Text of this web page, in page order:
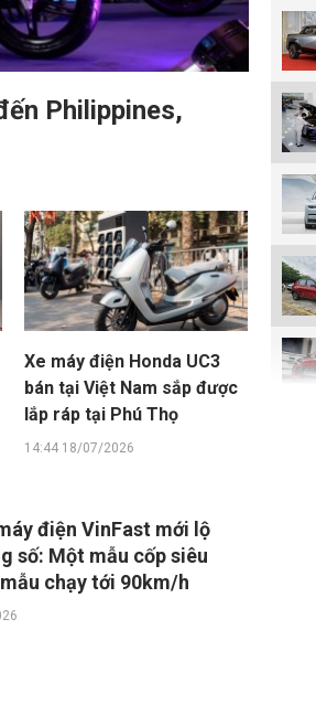
Philippines,
Xe máy điện Honda UC3
bán tại Việt Nam sắp được
lắp ráp tại Phú Thọ
14:44 18/07/2026
điện VinFast mới lộ
số: Một mẫu cốp siêu
chạy tới 90km/h